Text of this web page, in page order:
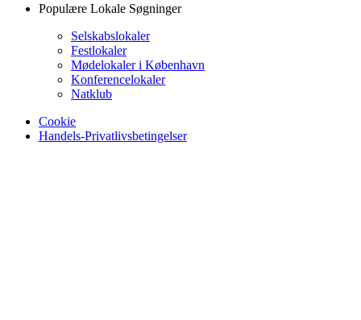
Populære Lokale Søgninger
Selskabslokaler
Festlokaler
Mødelokaler i København
Konferencelokaler
Natklub
Cookie
Handels-Privatlivsbetingelser